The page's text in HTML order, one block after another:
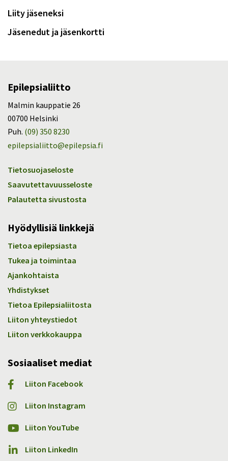
Liity jäseneksi
Jäsenedut ja jäsenkortti
Epilepsialiitto
Malmin kauppatie 26
00700 Helsinki
Puh. (09) 350 8230
epilepsialiitto@epilepsia.fi
Tietosuojaseloste
Saavutettavuusseloste
Palautetta sivustosta
Hyödyllisiä linkkejä
Tietoa epilepsiasta
Tukea ja toimintaa
Ajankohtaista
Yhdistykset
Tietoa Epilepsialiitosta
Liiton yhteystiedot
Liiton verkkokauppa
Sosiaaliset mediat
Liiton Facebook
Liiton Instagram
Liiton YouTube
Liiton LinkedIn